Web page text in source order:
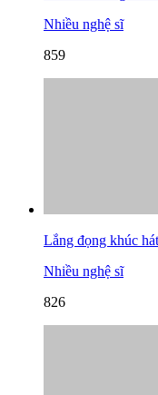
Nhiều nghệ sĩ
859
Lắng đọng khúc
Nhiều nghệ sĩ
826